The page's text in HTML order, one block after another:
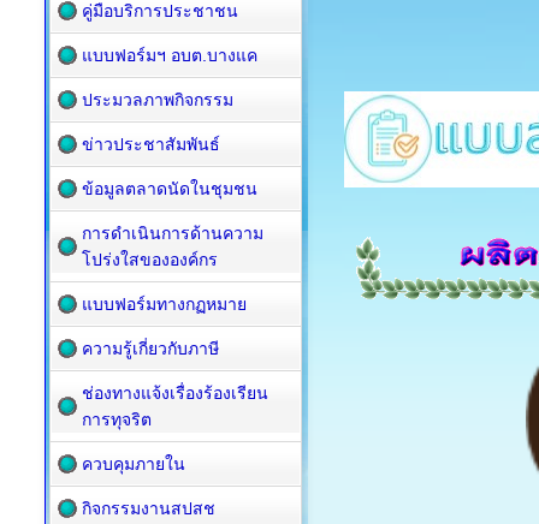
คู่มือบริการประชาชน
แบบฟอร์มฯ อบต.บางแค
ประมวลภาพกิจกรรม
ข่าวประชาสัมพันธ์
ข้อมูลตลาดนัดในชุมชน
การดำเนินการด้านความ
โปร่งใสขององค์กร
แบบฟอร์มทางกฏหมาย
ความรู้เกี่ยวกับภาษี
ช่องทางแจ้งเรื่องร้องเรียน
การทุจริต
ควบคุมภายใน
กิจกรรมงานสปสช